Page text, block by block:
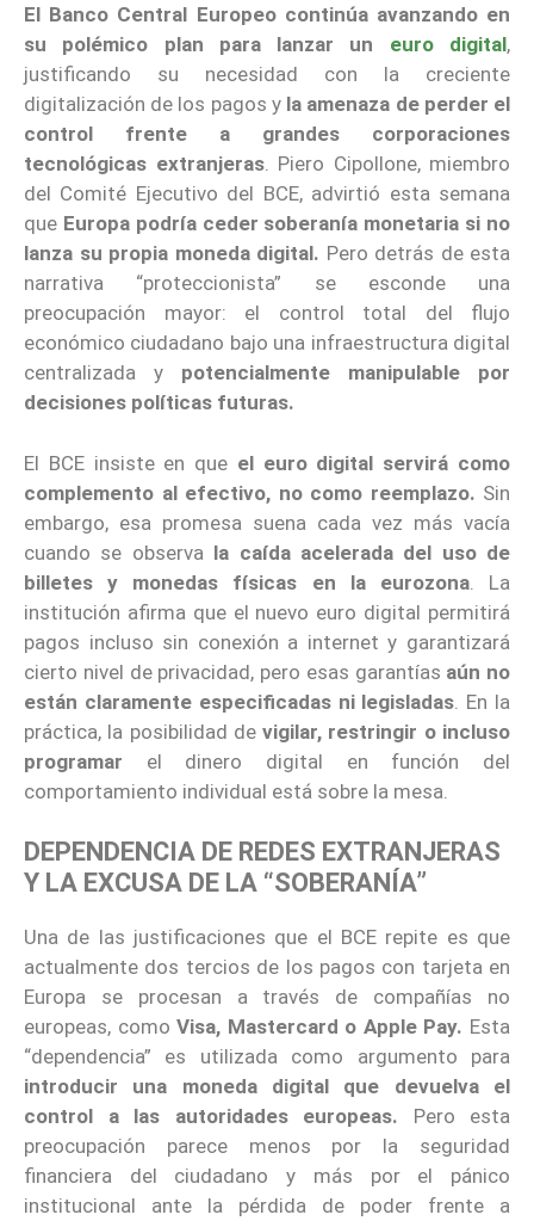
El Banco Central Europeo continúa avanzando en
su polémico plan para lanzar un euro digital,
justificando su necesidad con la creciente
digitalización de los pagos yla amenaza de perder el
control frente a grandes corporaciones
tecnológicas extranjeras. Piero Cipollone, miembro
del Comité Ejecutivo del BCE, advirtió esta semana
que Europa podría ceder soberanía monetaria si no
lanza su propia moneda digital. Pero detrás de esta
narrativa “proteccionista” se esconde una
preocupación mayor: el control total del flujo
económico ciudadano bajo una infraestructura digital
centralizada y potencialmente manipulable por
decisiones políticas futuras.
El BCE insiste en que el euro digital servirá como
complemento al efectivo, no como reemplazo. Sin
embargo, esa promesa suena cada vez más vacía
cuando se observa la caída acelerada del uso de
billetes y monedas físicas en la eurozona. La
institución afirma que el nuevo euro digital permitirá
pagos incluso sin conexión a internet y garantizará
cierto nivel de privacidad, pero esas garantías aún no
están claramente especificadas ni legisladas . En la
práctica, la posibilidad devigilar, restringir o incluso
programar el dinero digital en función del
comportamiento individual está sobre la mesa.
DEPENDENCIA DE REDES EXTRANJERAS
Y LA EXCUSA DE LA “SOBERANÍA”
Una de las justificaciones que el BCE repite es que
actualmente dos tercios de los pagos con tarjeta en
Europa se procesan a través de compañías no
europeas, como Visa, Mastercard o Apple Pay. Esta
“dependencia” es utilizada como argumento para
introducir una moneda digital que devuelva el
control a las autoridades europeas. Pero esta
preocupación parece menos por la seguridad
financiera del ciudadano y más por el pánico
institucional ante la pérdida de poder frente a